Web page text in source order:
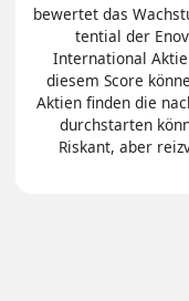
bewertet das
ten­tial der
International
diesem Score
Aktien finden die
durch­star­ten
Riskant, aber